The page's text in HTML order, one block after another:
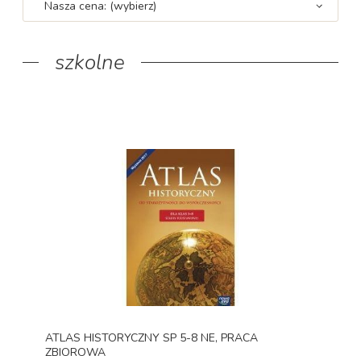
Nasza cena: (wybierz)
szkolne
ATLAS HISTORYCZNY SP 5-8 NE, PRACA
ZBIOROWA